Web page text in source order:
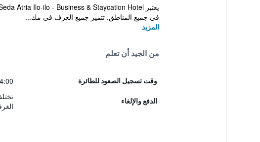
في جميع المناطق. تتميز جميع الغرف في مك...
المزيد
من الجيد أن تعلم
وقت تسجيل الصعود للطائرة
الدفع والإلغاء